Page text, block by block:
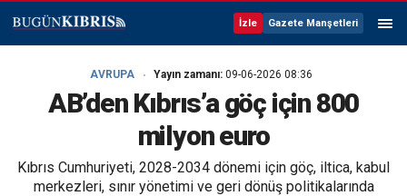
İzle Gazete Manşetleri
AVRUPA Yayın zamanı: 09-06-2026 08:36
AB’den Kıbrıs’a göç için 800
milyon euro
Kıbrıs Cumhuriyeti, 2028-2034 dönemi için göç, iltica, kabul
merkezleri, sınır yönetimi ve geri dönüş politikalarında